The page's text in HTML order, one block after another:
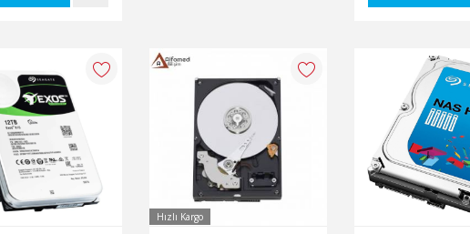
Hızlı Kargo